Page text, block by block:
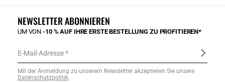
NEWSLETTER ABONNIEREN
UM VON-10 % AUF IHRE ERSTE BESTELLUNG ZU PROFITIEREN*
E-Mail-Adresse
Mit der Anmeldung zu unserem Newsletter akzeptieren Sie unsere
Datenschutzpolitik.